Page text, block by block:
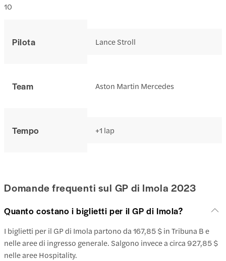
Pilota
Team
Tempo
10
Lance Stroll
Aston Martin Mercedes
+1 lap
Domande frequenti sul GP di Imola 2023
Quanto costano i biglietti per il GP di Imola?
I biglietti per il GP di Imola partono da 167,85 $ in Tribuna B e
nelle aree di ingresso generale. Salgono invece a circa 927,85 $
nelle aree Hospitality.